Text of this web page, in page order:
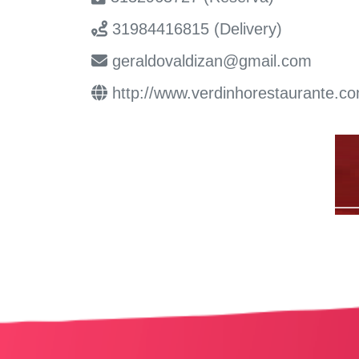
31984416815 (Delivery)
geraldovaldizan@gmail.com
http://